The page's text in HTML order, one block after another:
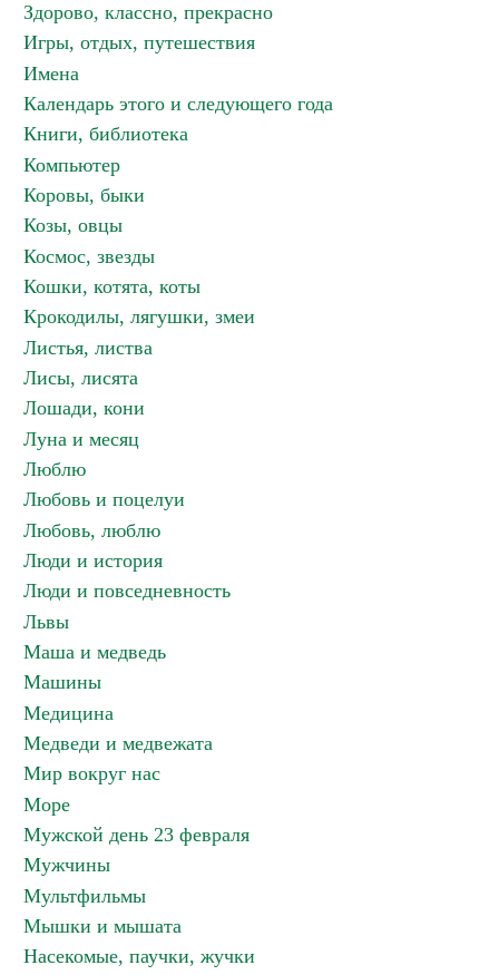
Здорово, классно, прекрасно
Игры, отдых, путешествия
Имена
Календарь этого и следующего года
Книги, библиотека
Компьютер
Коровы, быки
Козы, овцы
Космос, звезды
Кошки, котята, коты
Крокодилы, лягушки, змеи
Листья, листва
Лисы, лисята
Лошади, кони
Луна и месяц
Люблю
Любовь и поцелуи
Любовь, люблю
Люди и история
Люди и повседневность
Львы
Маша и медведь
Машины
Медицина
Медведи и медвежата
Мир вокруг нас
Море
Мужской день 23 февраля
Мужчины
Мультфильмы
Мышки и мышата
Насекомые, паучки, жучки